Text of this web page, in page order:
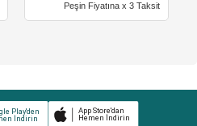
Peşin Fiyatına x 3 Taksit